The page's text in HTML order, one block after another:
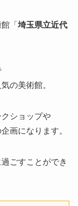
「 埼玉県立近代
の美術館。
ショップや
画になります。
ごすことができ